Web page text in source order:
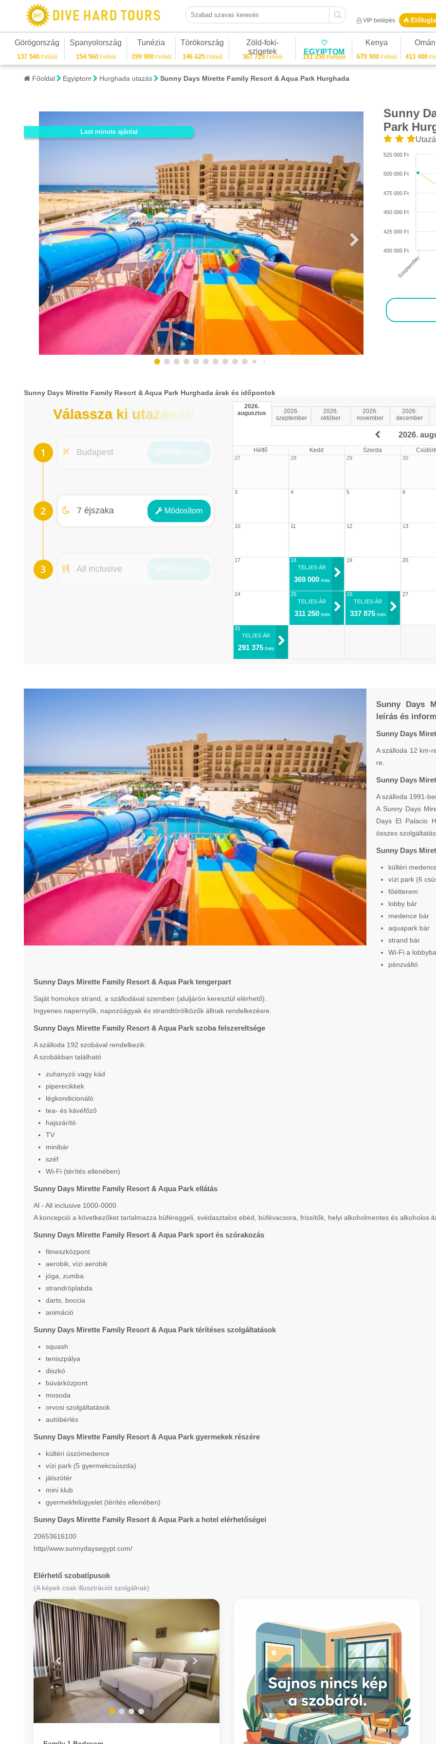
Szabad szavas keresés
VIP belépés
Görögország
137 540 Ft/főtől
Spanyolország
154 560Ft/főtől
Tunézia
199 900Ft/főtől
Törökország
146 625Ft/főtől
Zöld-foki-
szigetek
367 729 Ft/főtől
♡
EGYIPTOM
191 250Ft/főtől
Kenya
679 900Ft/főtől
Omán
413 400Ft/
Főoldal Egyiptom Hurghada utazás Sunny Days Mirette Family Resort & Aqua Park Hurghada
Sunny
Park
Szeptember
400 000 Ft
425 000 Ft
450 000 Ft
475 000 Ft
500 000 Ft
525 000 Ft
Last minute ajánlat
Sunny Days Mirette Family Resort & Aqua Park Hurghada árak és időpontok
Válassza ki utazását!
Budapest
7 éjszaka Módosítom
Éjszakák
All inclusive
2026.
augusztus
2026.
szeptember
2026.
október
2026.
november
2026.
december
2026.
Hétfő Kedd Szerda
27 28 29 30
3 4 5 6
10 11 12 13
17
18
TELJES ÁR
369 000Ft/fő
19 20
24
25
TELJES ÁR
311 250 Ft/fő
26
TELJES ÁR
337 875Ft/fő
27
31
TELJES ÁR
291 375Ft/fő
Sunny Days
leírás és
Sunny Days
A szálloda 12 km-
re.
Sunny Days
A szálloda 1991-
A Sunny Days
Days El Palacio
összes
Sunny Days
kültéri
vízi park (6
főétterem
lobby bár
medence bár
aquapark bár
strand bár
Wi-Fi a
pénzváltó
Sunny Days Mirette Family Resort & Aqua Park tengerpart
Saját homokos strand, a szállodával szemben (aluljárón keresztül elérhető).
Ingyenes napernyők, napozóágyak és strandtörölközők állnak rendelkezésre.
Sunny Days Mirette Family Resort & Aqua Park szoba felszereltsége
A szálloda 192 szobával rendelkezik.
A szobákban található
zuhanyzó vagy kád
piperecikkek
légkondicionáló
tea- és kávéfőző
hajszárító
TV
minibár
széf
Wi-Fi (térítés ellenében)
Sunny Days Mirette Family Resort & Aqua Park ellátás
Al - All inclusive 1000-0000
A koncepció a következőket tartalmazza büféreggeli, svédasztalos ebéd, büfévacsora, frissítők, helyi alkoholmentes és alkoholos
Sunny Days Mirette Family Resort & Aqua Park sport és szórakozás
fitneszközpont
aerobik, vízi aerobik
jóga, zumba
strandröplabda
darts, boccia
animáció
Sunny Days Mirette Family Resort & Aqua Park térítéses szolgáltatások
squash
teniszpálya
diszkó
búvárközpont
mosoda
orvosi szolgáltatások
autóbérlés
Sunny Days Mirette Family Resort & Aqua Park gyermekek részére
kültéri úszómedence
vízi park (5 gyermekcsúszda)
játszótér
mini klub
gyermekfelügyelet (térítés ellenében)
Sunny Days Mirette Family Resort & Aqua Park a hotel elérhetőségei
20653616100
http//www.sunnydaysegypt.com/
Elérhető szobatípusok
(A képek csak illusztrációt szolgálnak)